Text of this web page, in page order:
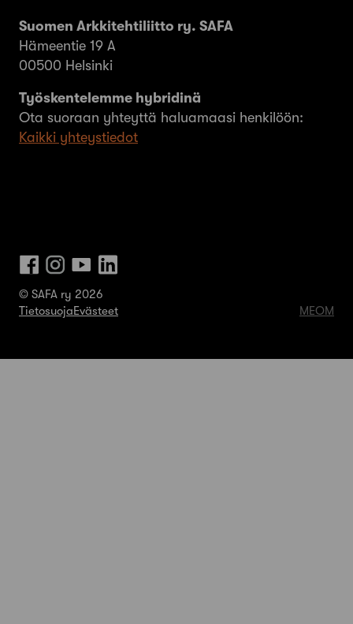
Suomen Arkkitehtiliitto ry. SAFA
Hämeentie 19 A
00500 Helsinki
Työskentelemme hybridinä
Ota suoraan yhteyttä haluamaasi henkilöön:
Kaikki yhteystiedot
© SAFA ry 2026
TietosuojaEvästeet MEOM